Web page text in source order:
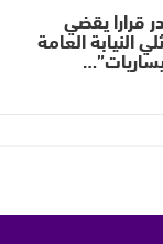
قرارا يقضي
النيابة العامة